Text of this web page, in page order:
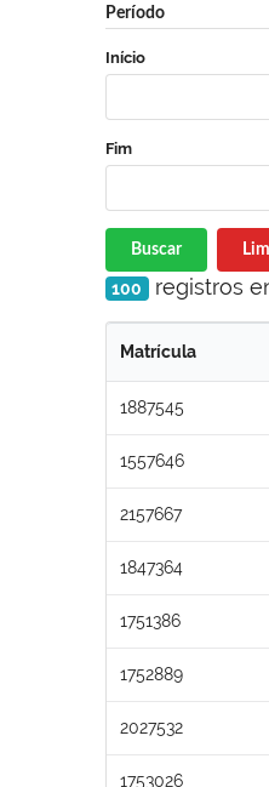
Período
Início
Fim
Buscar
100 registros
Matrícula
1887545
1557646
2157667
1847364
1751386
1752889
2027532
1753026